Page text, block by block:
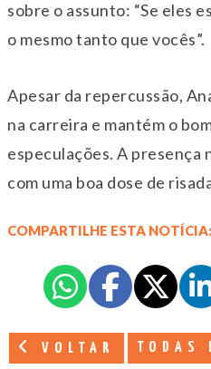
sobre o assunto: “Se eles
o mesmo tanto que vocês”.
Apesar da repercussão,
na carreira e mantém o
especulações. A presença
com uma boa dose de
COMPARTILHE ESTA NOTÍCIA:
VOLTAR TODAS